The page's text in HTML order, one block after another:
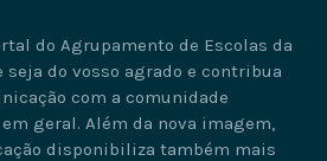
do Agrupamento de Escolas da
seja do vosso agrado e contribua
com a comunidade
geral. Além da nova imagem,
disponibiliza também mais